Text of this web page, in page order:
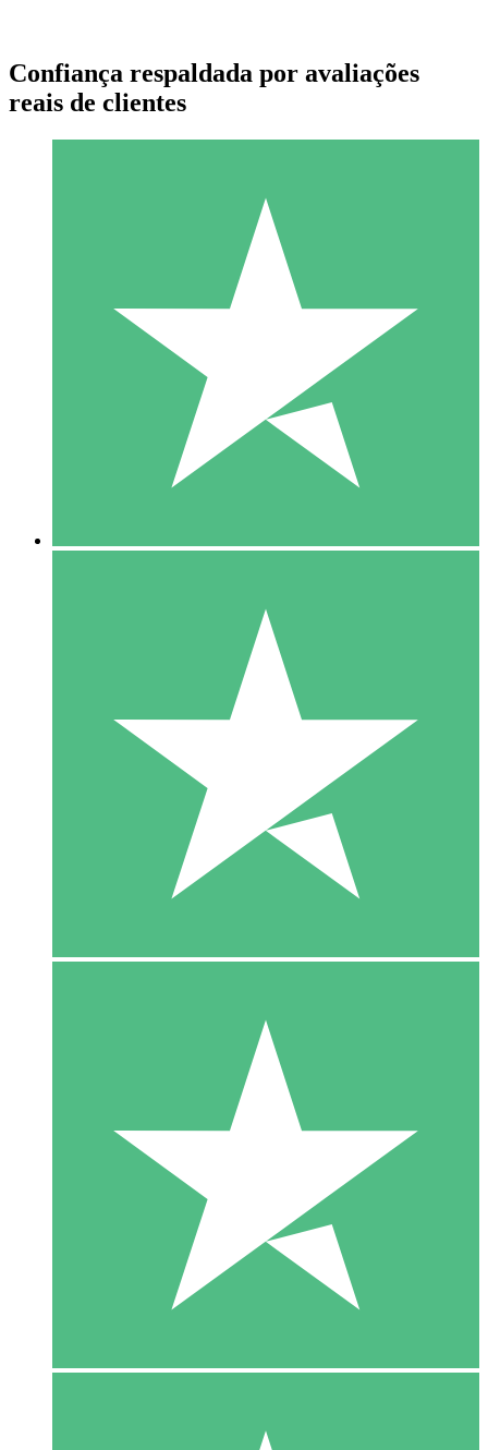
Pacotes de Créditos Individuais
Pague conforme o uso com créditos de download. Sem
1000
10 Downloads
20 00
Confiança respaldada por avaliações
reais de clientes